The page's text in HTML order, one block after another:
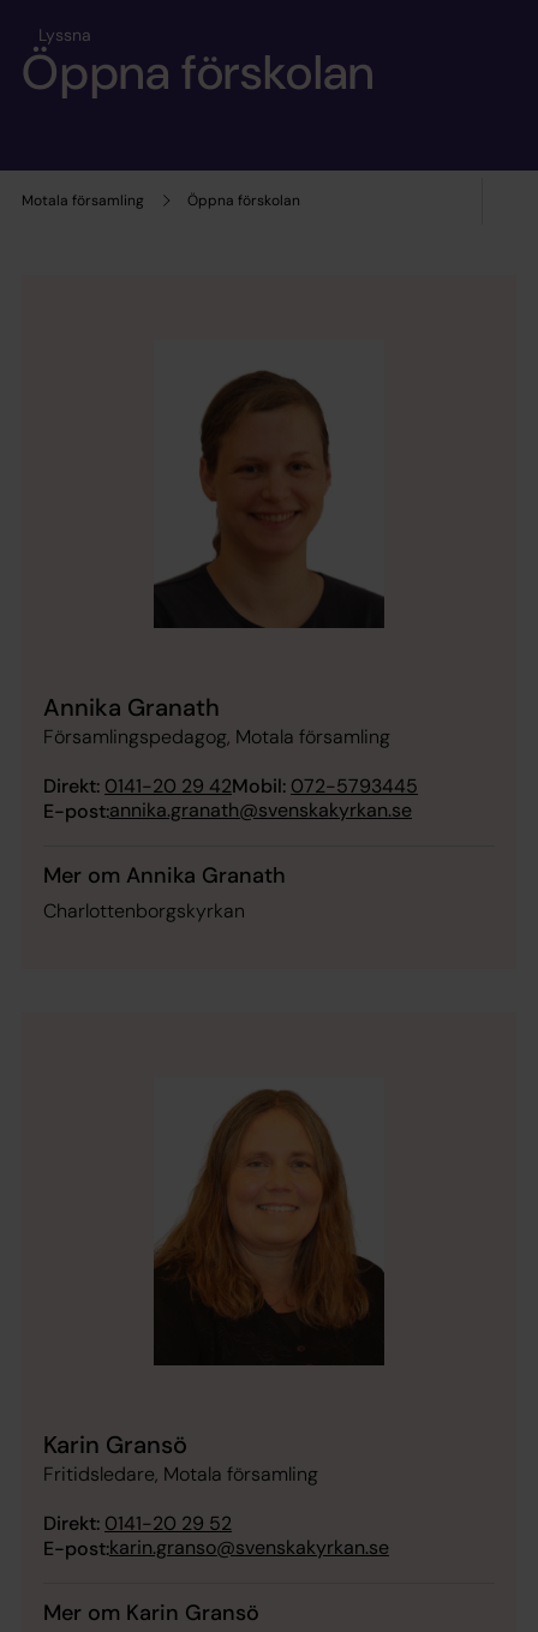
Motala församling Öppna förskolan
Lyssna
Öppna förskolan
Annika Granath
Församlingspedagog, Motala församling
Direkt: 0141-20 29 42Mobil: 072-5793445
E-post:annika.granath@svenskakyrkan.se
Mer om Annika Granath
Charlottenborgskyrkan
Karin Gransö
Fritidsledare, Motala församling
Direkt: 0141-20 29 52
E-post:karin.granso@svenskakyrkan.se
Mer om Karin Gransö